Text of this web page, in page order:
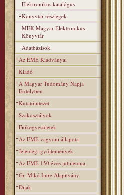
Elektronikus katalógus
Könyvtár részlegek
MEK-Magyar Elektronikus
Könyvtár
Adatbázisok
Az EME Kiadványai
Kiadó
A Magyar Tudomány Napja
Erdélyben
Kutatóintézet
Szakosztályok
Fiókegyesületek
Az EME vagyoni állapota
Jelenlegi gyűjtemények
Az EME 150 éves jubileuma
Gr. Mikó Imre Alapitvány
Díjak